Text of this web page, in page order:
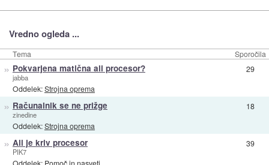
Vredno ogleda ...
Tema Sporočila
» Pokvarjena matična ali procesor?
jabba
Oddelek:Strojna oprema
29
» Računalnik se ne prižge
zinedine
Oddelek:Strojna oprema
18
» Ali je kriv procesor
PIK7
39